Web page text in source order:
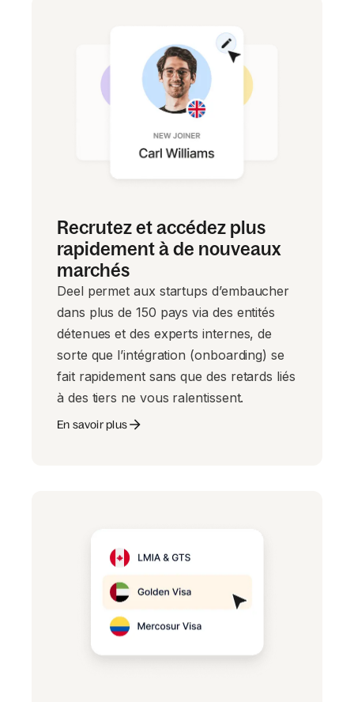
Recrutez et accédez plus
rapidement à de nouveaux
marchés
Deel permet aux startups d’embaucher
dans plus de 150 pays via des entités
détenues et des experts internes, de
sorte que l’intégration (onboarding) se
fait rapidement sans que des retards liés
à des tiers ne vous ralentissent.
En savoir plus